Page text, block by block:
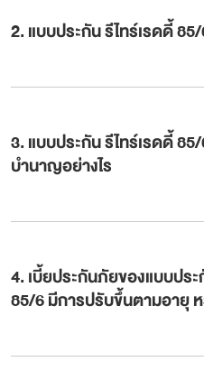
2.แบบประกัน รีไทร์เรดดี้
3.แบบประกัน รีไทร์เรดดี้
บำนาญอย่างไร
4.เบี้ยประกันภัยของแบบปร
85/6 มีการปรับขึ้นตามอายุ